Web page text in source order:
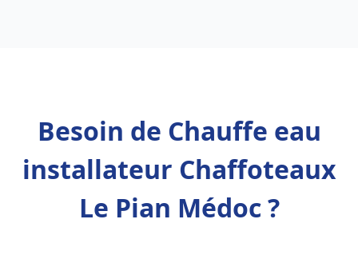
Besoin de Chauffe eau
installateur Chaffoteaux
Le Pian Médoc ?